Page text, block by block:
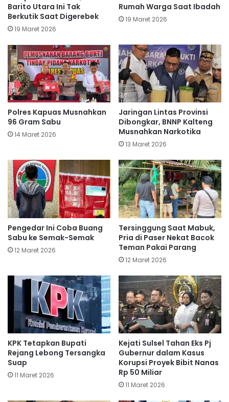
Barito Utara Ini Tak
Berkutik Saat Digerebek
19 Maret 2026
Rumah Warga Saat Ibadah
19 Maret 2026
Polres Kapuas Musnahkan
96 Gram Sabu
14 Maret 2026
Jaringan Lintas Provinsi
Dibongkar, BNNP Kalteng
Musnahkan Narkotika
13 Maret 2026
Pengedar Ini Coba Buang
Sabu ke Semak-Semak
12 Maret 2026
Tersinggung Saat Mabuk,
Pria di Paser Nekat Bacok
Teman Pakai Parang
12 Maret 2026
KPK Tetapkan Bupati
Rejang Lebong Tersangka
Suap
11 Maret 2026
Kejati Sulsel Tahan Eks Pj
Gubernur dalam Kasus
Korupsi Proyek Bibit Nanas
Rp 50 Miliar
11 Maret 2026